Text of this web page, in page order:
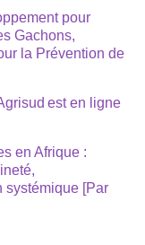
pour
Gachons,
la Prévention de
est en ligne
en Afrique :
systémique [Par